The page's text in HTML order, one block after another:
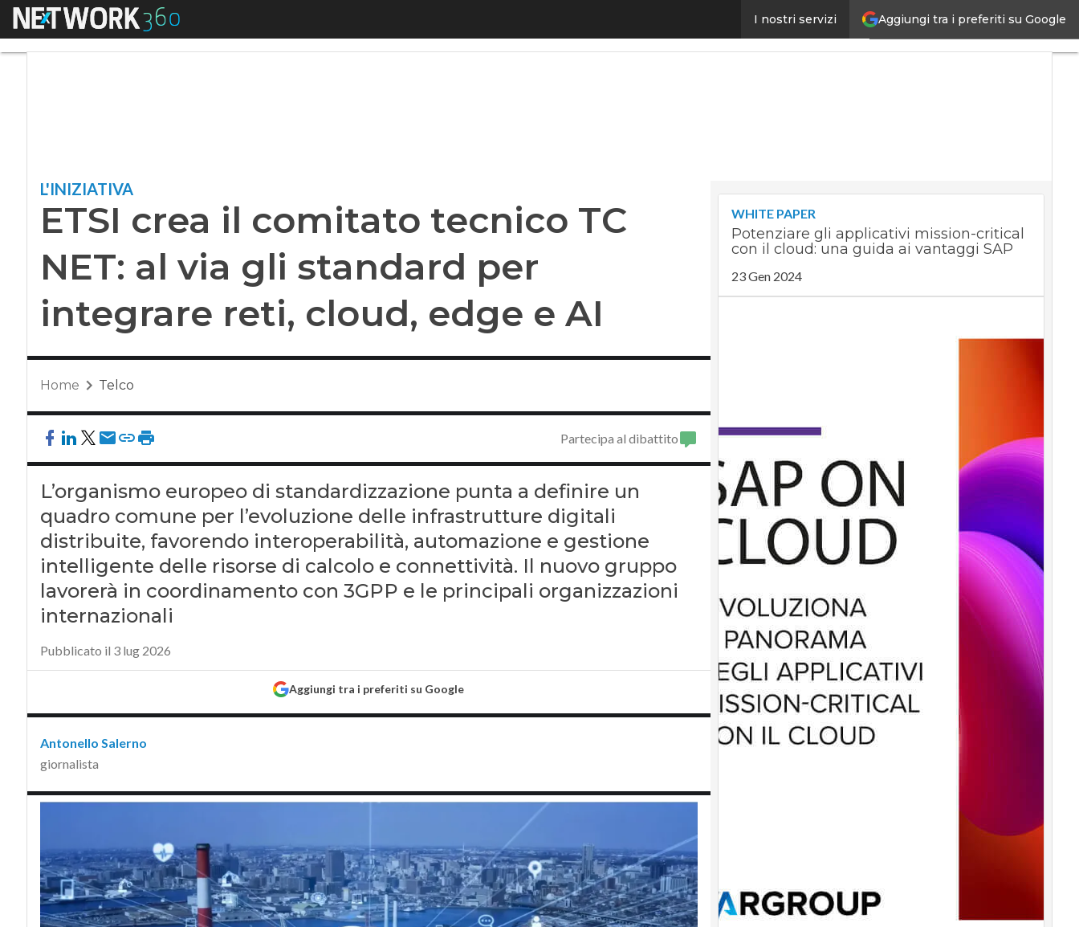
Aggiungi tra i preferiti su Google
I nostri servizi
Menu ETSI crea il comitato tecnico TC NET: al via gli standard per integrare reti, cloud, edge e AIUltimi
articoli
Digitale
economy
Intelligenza
Videointerviste
L'INIZIATIVA
ETSI crea il comitato tecnico TC
NET: al via gli standard per
integrare reti, cloud, edge e AI
Home Telco
Partecipa al dibattito
L’organismo europeo di standardizzazione punta a definire un
quadro comune per l’evoluzione delle infrastrutture digitali
distribuite, favorendo interoperabilità, automazione e gestione
intelligente delle risorse di calcolo e connettività. Il nuovo gruppo
lavorerà in coordinamento con 3GPP e le principali organizzazioni
internazionali
Pubblicato il 3 lug 2026
Aggiungi tra i preferiti su Google
Antonello Salerno
giornalista
WHITE PAPER
Potenziare gli applicativi mission-critical
con il cloud: una guida ai vantaggi SAP
23 Gen 2024